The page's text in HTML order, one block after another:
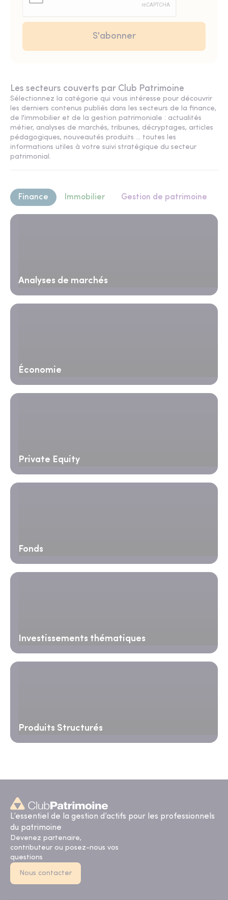
Les secteurs couverts par Club Patrimoine
Sélectionnez la catégorie qui vous intéresse pour découvrir
les derniers contenus publiés dans les secteurs de la finance,
de l'immobilier et de la gestion patrimoniale : actualités
métier, analyses de marchés, tribunes, décryptages, articles
pédagogiques, nouveautés produits ... toutes les
informations utiles à votre suivi stratégique du secteur
patrimonial.
Finance Immobilier Gestion de patrimoine
Analyses de marchés
Économie
Private Equity
Fonds
Investissements thématiques
Produits Structurés
L’essentiel de la gestion d’actifs pour les professionnels
du patrimoine
Devenez partenaire,
contributeur ou posez-nous vos
questions
Nous contacter